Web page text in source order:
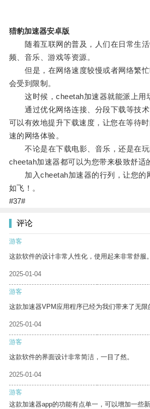
猎豹加速器安卓版
随着互联网的普及，人们在日常生活
频、音乐、游戏等资源。
但是，在网络速度较慢或者网络繁忙
会受到限制。
这时候，cheetah加速器就能派上用
通过优化网络连接、分段下载等技术
可以有效地提升下载速度，让您在等待
速的网络体验。
不论是在下载电影、音乐，还是在玩
cheetah加速器都可以为您带来极致舒适
加入cheetah加速器的行列，让您的
如飞！。
#37#
评论
游客
这款软件的设计非常人性化，使用起来非常舒服。
2025-01-04
游客
这款加速器VPM应用程序已经为我们带来了无限
2025-01-04
游客
这款软件的界面设计非常简洁，一目了然。
2025-01-04
游客
这款加速器app的功能有点单一，可以增加一些